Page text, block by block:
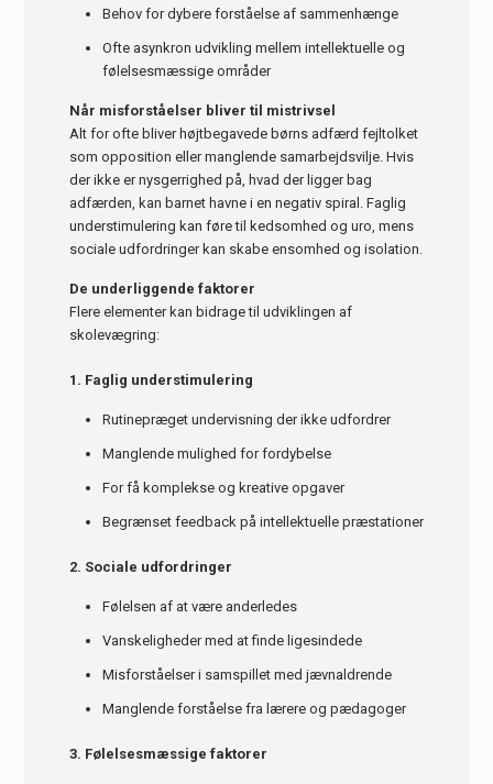
Behov for dybere forståelse af sammenhænge
Ofte asynkron udvikling mellem intellektuelle og
følelsesmæssige områder
Når misforståelser bliver til mistrivsel
Alt for ofte bliver højtbegavede børns adfærd fejltolket
som opposition eller manglende samarbejdsvilje. Hvis
der ikke er nysgerrighed på, hvad der ligger bag
adfærden, kan barnet havne i en negativ spiral. Faglig
understimulering kan føre til kedsomhed og uro, mens
sociale udfordringer kan skabe ensomhed og isolation.
De underliggende faktorer
Flere elementer kan bidrage til udviklingen af
skolevægring:
1. Faglig understimulering
Rutinepræget undervisning der ikke udfordrer
Manglende mulighed for fordybelse
For få komplekse og kreative opgaver
Begrænset feedback på intellektuelle præstationer
2. Sociale udfordringer
Følelsen af at være anderledes
Vanskeligheder med at finde ligesindede
Misforståelser i samspillet med jævnaldrende
Manglende forståelse fra lærere og pædagoger
3. Følelsesmæssige faktorer